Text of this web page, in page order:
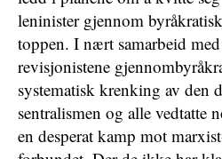
leninister gjennom
toppen. I nært samarbeid
revisjonistene
systematisk krenking av den
sentralismen og alle vedtatte
en desperat kamp mot